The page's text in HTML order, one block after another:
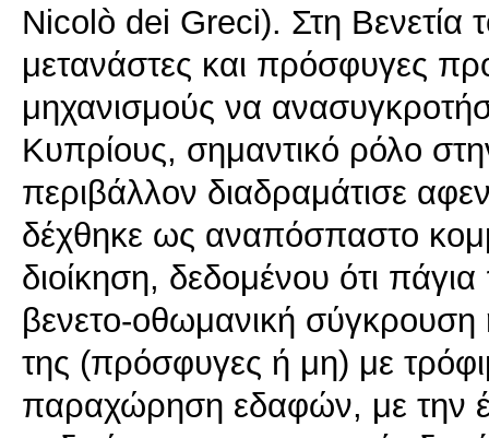
Nicolò dei Greci). Στη Βενετία
μετανάστες και πρόσφυγες
μηχανισμούς να
Κυπρίους, σημαντικό ρόλο
περιβάλλον διαδραμάτισε
δέχθηκε ως αναπόσπαστο
διοίκηση, δεδομένου ότι
βενετο-οθωμανική
της (πρόσφυγες ή μη) με
παραχώρηση εδαφών, με την